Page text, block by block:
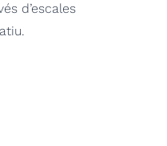
d’escales